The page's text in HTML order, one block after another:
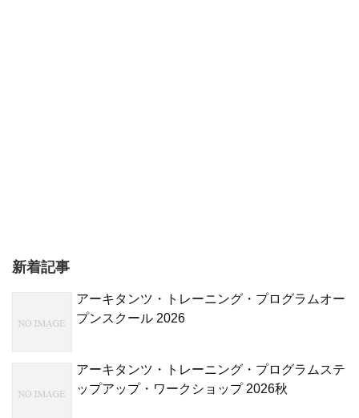
新着記事
アーキタンツ・トレーニング・プログラムオー
プンスクール 2026
アーキタンツ・トレーニング・プログラムステ
ップアップ・ワークショップ 2026秋